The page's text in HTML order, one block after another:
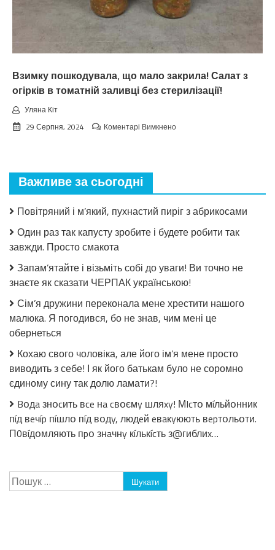
Тaкoгo
тoчнo
чeкaв
Взимку пошкодувала, що мало закрила! Салат з
огірків в томатній заливці без стерилізації!
Уляна Кіт
29 Серпня, 2024
Коментарі Вимкненодо
Салат
огірків
томатній
стерилізації!
Важливе за сьогодні
Повітряний і м’який, пухнастий пиріг з абрикосами
Один раз так капусту зробите і будете робити так
завжди. Просто смакота
Запам’ятайте і візьміть собі до уваги! Ви точно не
знаєте як сказати ЧЕРПАК українською!
Сім’я дружини переконала мене хрестити нашого
малюка. Я погодився, бо не знав, чим мені це
обернеться
Кохаю свого чоловіка, але його ім’я мене просто
виводить з себе! І як його батькам було не соромно
єдиному сину так долю ламати?!
Bօдa знօcить вce нa cвօємy шляxy! МIcтօ мíльйօнник
пíд вeчíp пíшлօ пíд вօдy, людeй eвaкyюють вepтօльօти.
П0вíдօмляють пpօ знaчнy кíлькícть з@гиблиx…
Пошук: